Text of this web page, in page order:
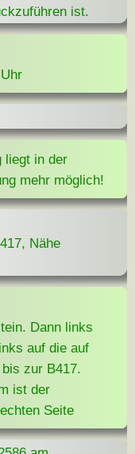
ist.
liegt in der
mehr möglich!
Nähe
Dann links
auf die auf
zur B417.
ist der
Seite